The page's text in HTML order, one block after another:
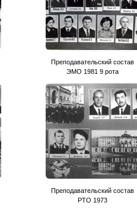
Преподавательский состав
ЭМО 1981 9 рота
Преподавательский состав
РТО 1973